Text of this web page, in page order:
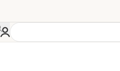
عسل سفید طبیعی کمیاب